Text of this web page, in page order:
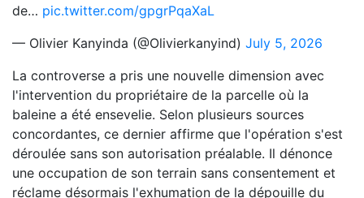
de… pic.twitter.com/gpgrPqaXaL
— Olivier Kanyinda (@Olivierkanyind) July 5, 2026
La controverse a pris une nouvelle dimension avec
l'intervention du propriétaire de la parcelle où la
baleine a été ensevelie. Selon plusieurs sources
concordantes, ce dernier affirme que l'opération s'est
déroulée sans son autorisation préalable. Il dénonce
une occupation de son terrain sans consentement et
réclame désormais l'exhumation de la dépouille du